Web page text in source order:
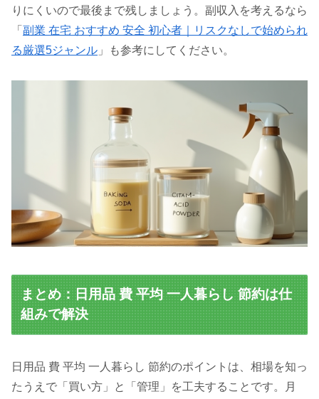
りにくいので最後まで残しましょう。副収入を考えるなら
「 副業 在宅 おすすめ 安全 初心者｜リスクなしで始められ
る厳選5ジャンル 」も参考にしてください。
まとめ：日用品 費 平均 一人暮らし 節約は仕
組みで解決
日用品 費 平均 一人暮らし 節約のポイントは、相場を知っ
たうえで「買い方」と「管理」を工夫することです。月